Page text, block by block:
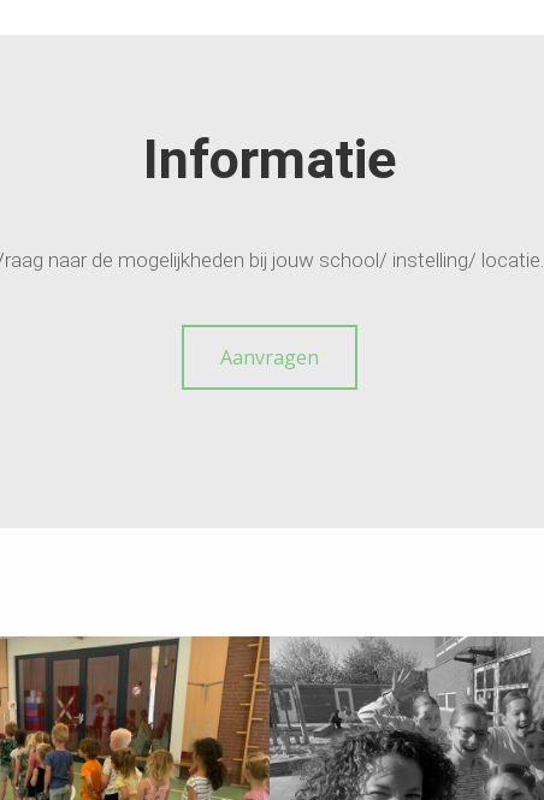
Informatie
naar de mogelijkheden bij jouw school/ instelling/ locatie.
Aanvragen